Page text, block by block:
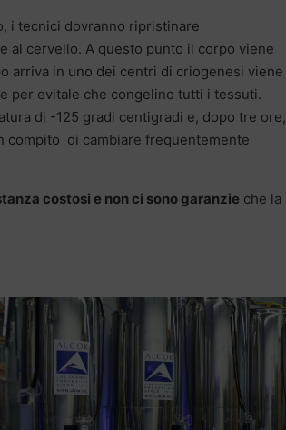
i tecnici dovranno ripristinare
al cervello. A questo punto il corpo viene
arriva in uno dei centri di criogenesi viene
per evitale che congelino tutti i tessuti.
di -125 gradi centigradi e, dopo tre ore,
compito di cambiare frequentemente
costosi e non ci sono garanzie che la